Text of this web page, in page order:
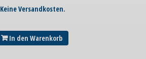
Keine Versandkosten.
In den Warenkorb